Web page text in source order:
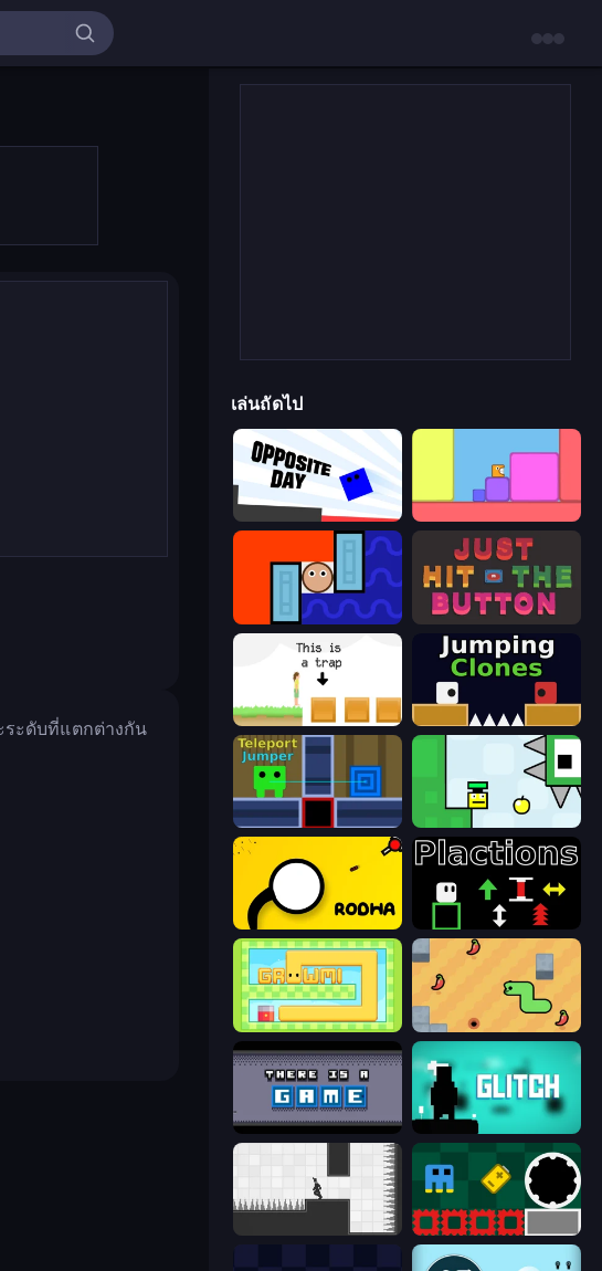
ระดับที่แตกต่างกัน
เล่นถัดไป
Opposite Day
Lava and Aqua Just Hit the Button
The Unfair Platformer Jumping Clones
Teleport Jumper
Rodha Plactions
Growmi SSSPICY!
There Is No Game
Jump and Hover